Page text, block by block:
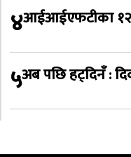
४आईआईएफटीका १२८
५अब पछि हट्दिनँ :